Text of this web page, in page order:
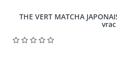
THE VERT MATCHA